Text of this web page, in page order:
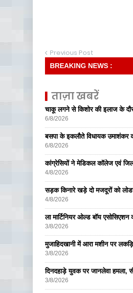
Previous Post
BREAKING NEWS :
ताज़ा खबरें
चाकू लगने से किशोर की इलाज के
6/8/2026
बसपा के इकलाैते विधायक उमाशंकर
6/8/2026
कांग्रेसियों ने मेडिकल कॉलेज एवं
4/8/2026
सड़क किनारे खड़े दो मजदूरों को
4/8/2026
ला मार्टिनियर ओल्ड बॉय
3/8/2026
मुजाहिदखानी में आरा मशीन पर
3/8/2026
दिनदहाड़े युवक पर जानलेवा हमला,
3/8/2026